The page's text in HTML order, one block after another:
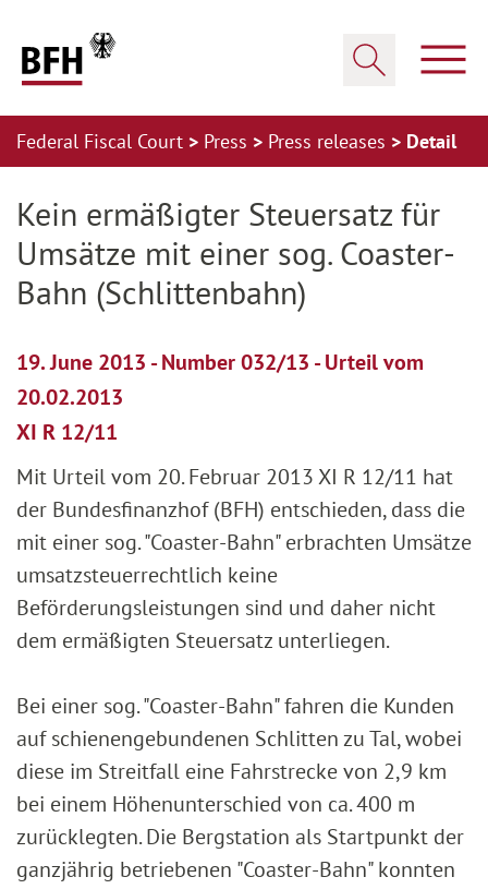
Federal Fiscal Court Press Press releases Detail
Kein ermäßigter Steuersatz für
Umsätze mit einer sog. Coaster-
Bahn (Schlittenbahn)
19. June 2013 - Number 032/13 - Urteil vom
20.02.2013
XI R 12/11
Mit Urteil vom 20. Februar 2013 XI R 12/11 hat
der Bundesfinanzhof (BFH) entschieden, dass die
mit einer sog. "Coaster-Bahn" erbrachten Umsätze
umsatzsteuerrechtlich keine
Beförderungsleistungen sind und daher nicht
dem ermäßigten Steuersatz unterliegen.
Bei einer sog. "Coaster-Bahn" fahren die Kunden
auf schienengebundenen Schlitten zu Tal, wobei
diese im Streitfall eine Fahrstrecke von 2,9 km
bei einem Höhenunterschied von ca. 400 m
zurücklegten. Die Bergstation als Startpunkt der
ganzjährig betriebenen "Coaster-Bahn" konnten